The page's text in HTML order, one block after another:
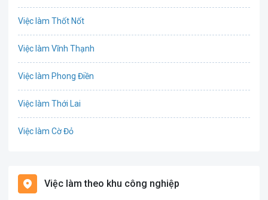
Văn Phòng
Việc làm Thốt Nốt
Việc làm Vĩnh Thạnh
Việc làm Phong Điền
Việc làm Thới Lai
Việc làm Cờ Đỏ
Việc làm Cái Khế
Việc làm theo khu công nghiệp